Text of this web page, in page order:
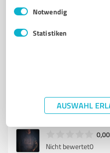
Impressum
Einwilligungsauswahl
Notwendig
Statistiken
AUSWAHL
B2B-KALTAKQUISE KALTAKQUISE
COLD CALLING LEAD GENERIERUNG
Kurhessenstraße 11,
Tel. +49 64617019777
dievertriebswikinger.de/
Nicht bewertet0